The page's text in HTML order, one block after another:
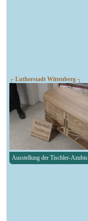
┌ Lutherstadt Wittenberg ┐
Ausstellung der Tischler-Azubis